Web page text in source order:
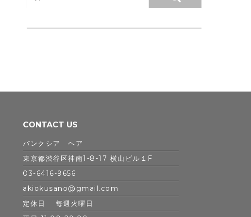
CONTACT US
バンクシア ヘア
東京都渋谷区神南1-8-17 横山ビル１F
03-6416-9656
akiokusano@gmail.com
定休日 毎週火曜日